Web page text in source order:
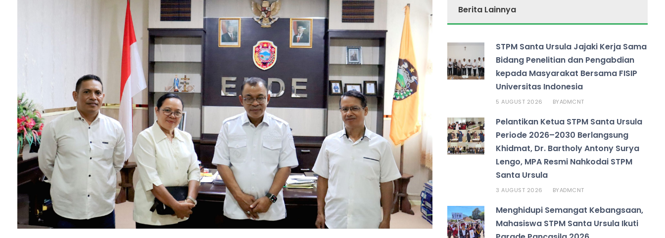
Berita Lainnya
STPM Santa Ursula Jajaki Kerja Sama
Bidang Penelitian dan Pengabdian
kepada Masyarakat Bersama FISIP
Universitas Indonesia
5 AUGUST 2026 BYADMCNT
Pelantikan Ketua STPM Santa Ursula
Periode 2026–2030 Berlangsung
Khidmat, Dr. Bartholy Antony Surya
Lengo, MPA Resmi Nahkodai STPM
Santa Ursula
3 AUGUST 2026 BYADMCNT
Menghidupi Semangat Kebangsaan,
Mahasiswa STPM Santa Ursula Ikuti